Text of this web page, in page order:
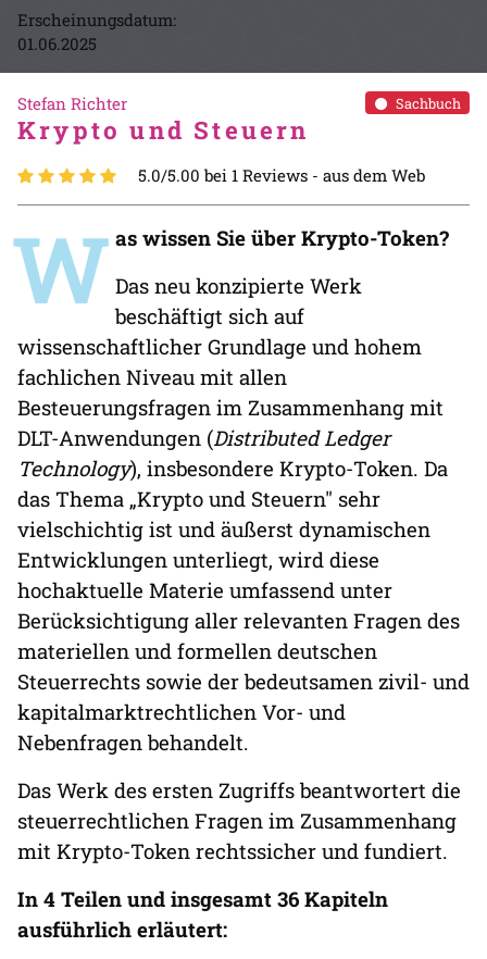
Erscheinungsdatum:
01.06.2025
Sachbuch
Stefan Richter
Krypto und Steuern
5.0/5.00 bei 1 Reviews - aus dem Web
W as wissen Sie über Krypto-Token?
Das neu konzipierte Werk
beschäftigt sich auf
wissenschaftlicher Grundlage und hohem
fachlichen Niveau mit allen
Besteuerungsfragen im Zusammenhang mit
DLT-Anwendungen (Distributed Ledger
Technology), insbesondere Krypto-Token. Da
das Thema „Krypto und Steuern" sehr
vielschichtig ist und äußerst dynamischen
Entwicklungen unterliegt, wird diese
hochaktuelle Materie umfassend unter
Berücksichtigung aller relevanten Fragen des
materiellen und formellen deutschen
Steuerrechts sowie der bedeutsamen zivil- und
kapitalmarktrechtlichen Vor- und
Nebenfragen behandelt.
Das Werk des ersten Zugriffs beantwortert die
steuerrechtlichen Fragen im Zusammenhang
mit Krypto-Token rechtssicher und fundiert.
In 4 Teilen und insgesamt 36 Kapiteln
ausführlich erläutert: